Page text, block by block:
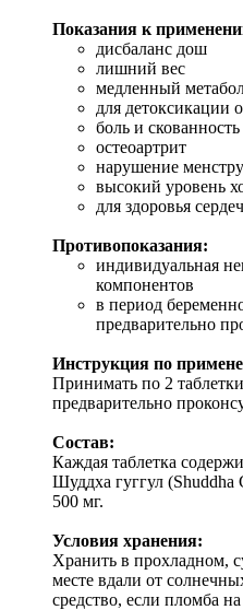
Показания к
дисбаланс дош
лишний вес
медленный
для детоксикации
боль и скованность
остеоартрит
нарушение
высокий уровень
для здоровья
Противопоказания:
индивидуальная
компонентов
в период
предварительно
Инструкция по
Принимать по 2
предварительно
Состав:
Каждая таблетка
Шуддха гуггул
500 мг.
Условия хранения:
Хранить в прохладном,
месте вдали от
средство, если пломба